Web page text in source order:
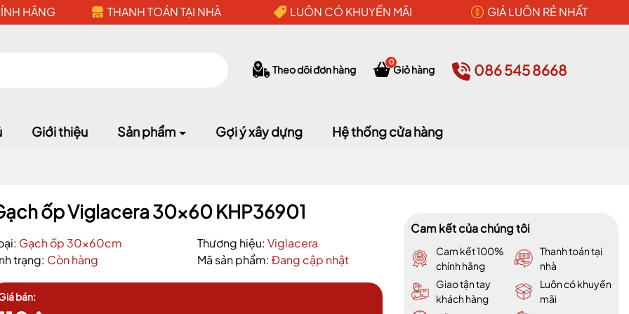
HÃNG THANH TOÁN TẠI NHÀ LUÔN CÓ KHUYẾN MÃI GIÁ LUÔN RẺ NHẤT
Theo dõi đơn hàng Giỏ hàng
0 086 545 8668
Giới thiệu Sản phẩm Gợi ý xây dựng Hệ thống cửa hàng
ốp Viglacera 30x60 KHP36901
Gạch ốp 30x60cm Thương hiệu: Viglacera
trạng: Còn hàng Mã sản phẩm: Đang cập nhật
bán:
Cam kết của chúng tôi
Cam kết 100%
chính hãng
Thanh toán tại
nhà
Giao tận tay
khách hàng
Luôn có khuyến
mãi
Mã giảm giá:
Ngày hết hạn: